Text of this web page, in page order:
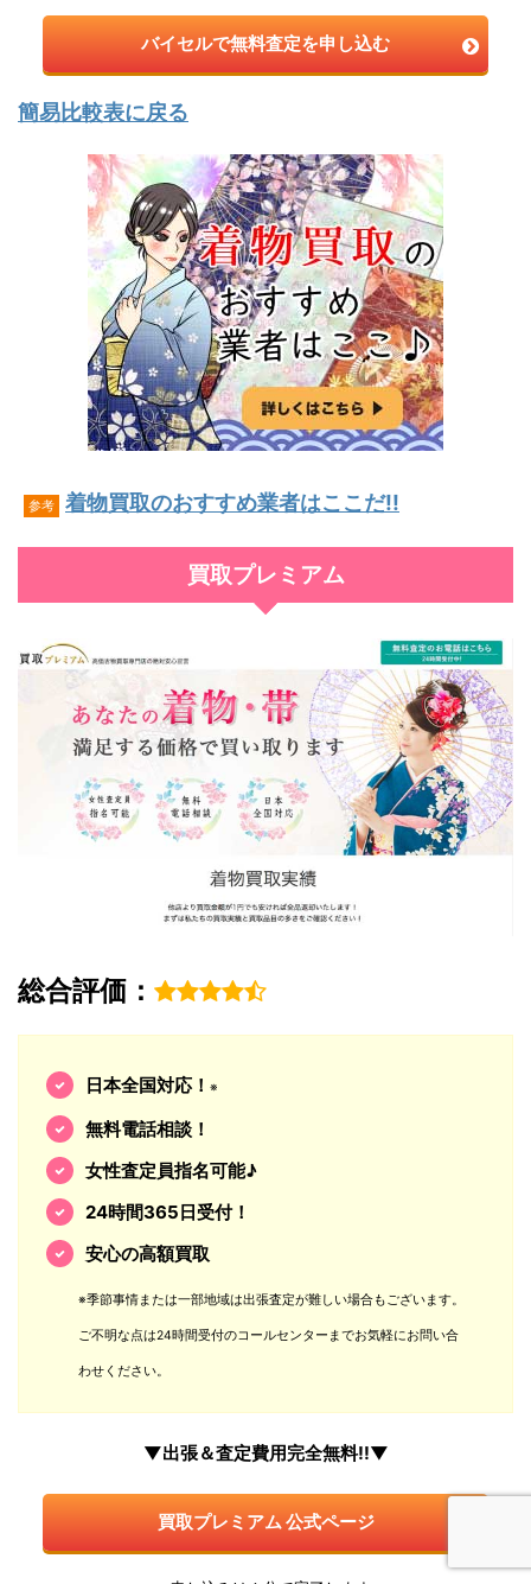
バイセルで無料査定を申し込む
簡易比較表に戻る
参考 着物買取のおすすめ業者はここだ!!
買取プレミアム
総合評価：
日本全国対応！ ※
無料電話相談！
女性査定員指名可能♪
24時間365日受付！
安心の高額買取
※季節事情または一部地域は出張査定が難しい場合もございます。
ご不明な点は24時間受付のコールセンターまでお気軽にお問い合
わせください。
▼出張＆査定費用完全無料!!▼
買取プレミアム 公式ページ